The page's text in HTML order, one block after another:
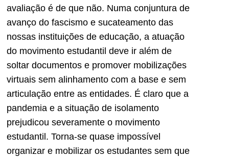
avaliação é de que não. Numa conjuntura de
avanço do fascismo e sucateamento das
nossas instituições de educação, a atuação
do movimento estudantil deve ir além de
soltar documentos e promover mobilizações
virtuais sem alinhamento com a base e sem
articulação entre as entidades. É claro que a
pandemia e a situação de isolamento
prejudicou severamente o movimento
estudantil. Torna-se quase impossível
organizar e mobilizar os estudantes sem que